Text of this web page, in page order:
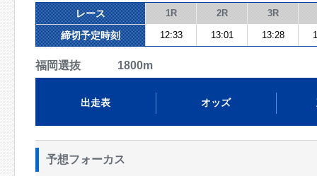
レース 1R 2R 3R
締切予定時刻 12:33 13:01 13:28
福岡選抜 1800m
出走表 オッズ
予想フォーカス